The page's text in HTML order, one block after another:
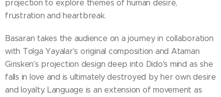
projection to explore themes of human desire,
frustration and heartbreak.
Basaran takes the audience on a journey in collaboration
with Tolga Yayalar's original composition and Ataman
Girisken's projection design deep into Dido's mind as she
falls in love and is ultimately destroyed by her own desire
and loyalty. Language is an extension of movement as